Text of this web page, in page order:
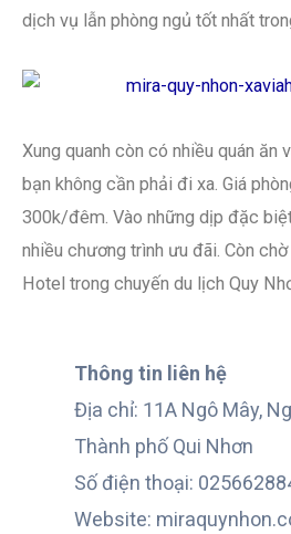
dịch vụ lẫn phòng ngủ tốt nhất
Xung quanh còn có nhiều quán ăn
bạn không cần phải đi xa. Giá
300k/đêm. Vào những dịp đặc
nhiều chương trình ưu đãi. Còn
Hotel trong chuyến du lịch Quy
Thông tin liên hệ
Địa chỉ: 11A Ngô Mây,
Thành phố Qui Nhơn
Số điện thoại:
Website: